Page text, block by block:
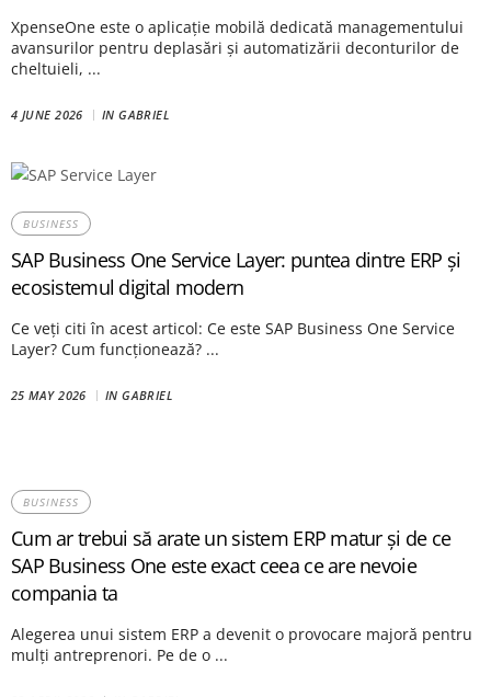
XpenseOne este o aplicație mobilă dedicată managementului
avansurilor pentru deplasări și automatizării deconturilor de
cheltuieli, ...
4 JUNE 2026 INGABRIEL
BUSINESS
SAP Business One Service Layer: puntea dintre ERP și
ecosistemul digital modern
Ce veți citi în acest articol: Ce este SAP Business One Service
Layer? Cum funcționează? ...
25 MAY 2026 INGABRIEL
BUSINESS
Cum ar trebui să arate un sistem ERP matur și de ce
SAP Business One este exact ceea ce are nevoie
compania ta
Alegerea unui sistem ERP a devenit o provocare majoră pentru
mulți antreprenori. Pe de o ...